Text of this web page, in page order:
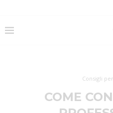
Consigli
COME